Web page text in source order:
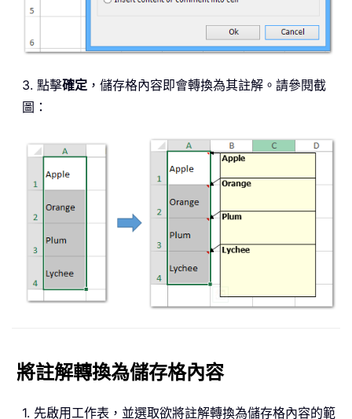
3. 點擊確定 ，儲存格內容即會轉換為其註解。請參閱截
圖：
將註解轉換為儲存格內容
1. 先啟用工作表，並選取欲將註解轉換為儲存格內容的範